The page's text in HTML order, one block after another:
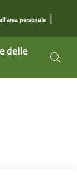
personale |
delle